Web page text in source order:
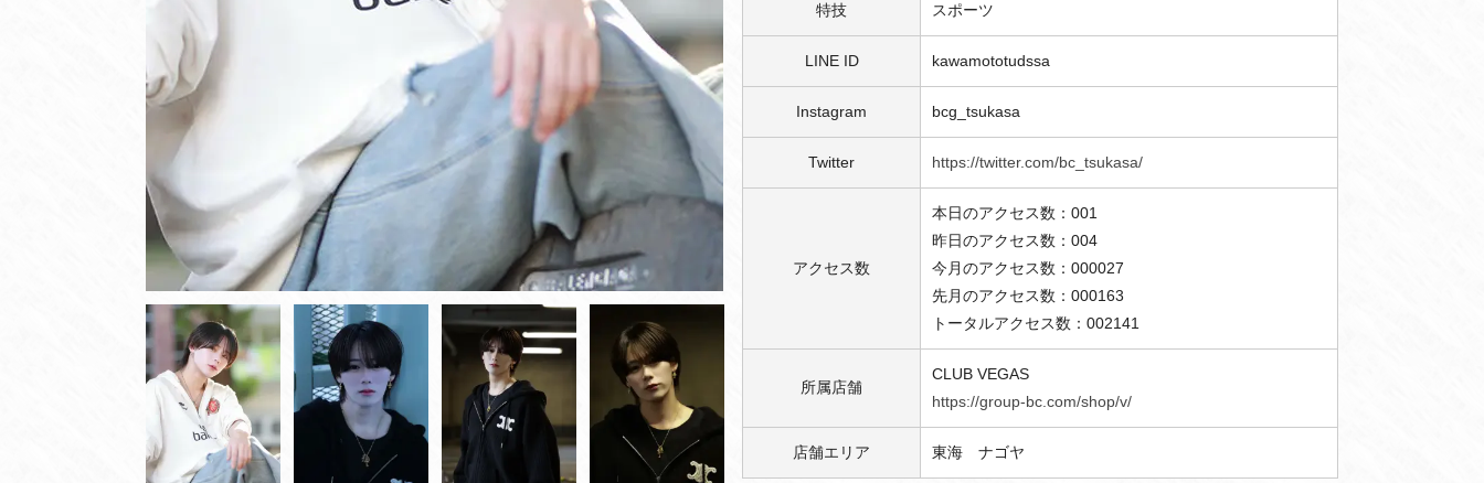
特技 スポーツ
LINE ID kawamototudssa
Instagram bcg_tsukasa
Twitter https://twitter.com/bc_tsukasa/
アクセス数
本日のアクセス数：001
昨日のアクセス数：004
今月のアクセス数：000027
先月のアクセス数：000163
トータルアクセス数：002141
所属店舗
CLUB VEGAS
https://group-bc.com/shop/v/
店舗エリア 東海 ナゴヤ